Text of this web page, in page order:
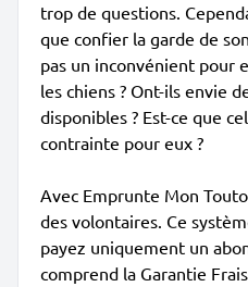
trop de questions.
que confier la garde de
pas un inconvénient pour
les chiens ? Ont-ils envie
disponibles ? Est-ce que
contrainte pour eux ?
Avec Emprunte Mon
des volontaires. Ce
payez uniquement un
comprend la Garantie